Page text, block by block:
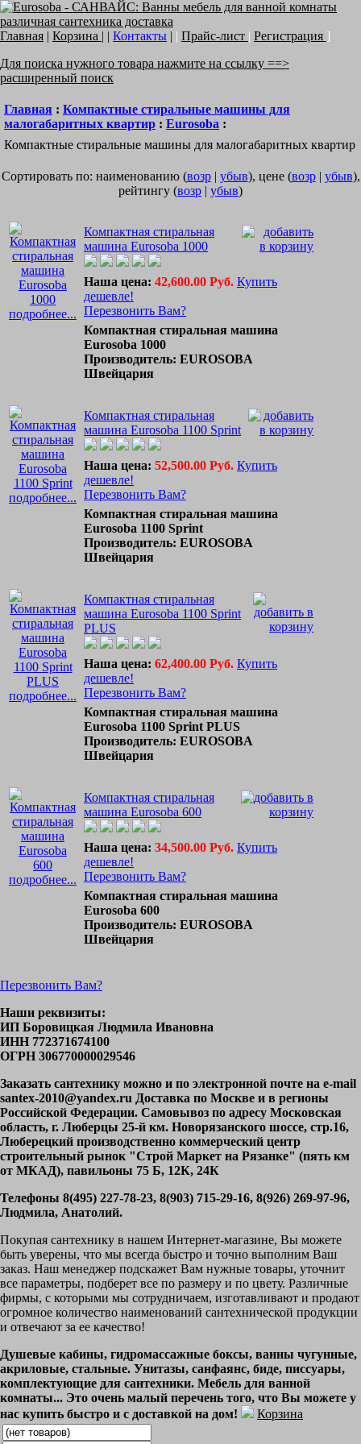
Главная | Корзина | | Контакты | | Прайс-лист | Регистрация ]
Для поиска нужного товара нажмите на ссылку ==>
расширенный поиск
Главная : Компактные стиральные машины для
малогабаритных квартир : Eurosoba :
Компактные стиральные машины для малогабаритных квартир
Сортировать по: наименованию (возр| убыв), цене (возр| убыв),
рейтингу (возр | убыв)
подробнее...
Компактная стиральная
машина Eurosoba 1000
Наша цена: 42,600.00 Руб. Купить
дешевле!
Перезвонить Вам?
Компактная стиральная машина
Eurosoba 1000
Производитель: EUROSOBA
Швейцария
подробнее...
Компактная стиральная
машина Eurosoba 1100 Sprint
Наша цена: 52,500.00 Руб. Купить
дешевле!
Перезвонить Вам?
Компактная стиральная машина
Eurosoba 1100 Sprint
Производитель: EUROSOBA
Швейцария
подробнее...
Компактная стиральная
машина Eurosoba 1100 Sprint
PLUS
Наша цена: 62,400.00 Руб. Купить
дешевле!
Перезвонить Вам?
Компактная стиральная машина
Eurosoba 1100 Sprint PLUS
Производитель: EUROSOBA
Швейцария
подробнее...
Компактная стиральная
машина Eurosoba 600
Наша цена: 34,500.00 Руб. Купить
дешевле!
Перезвонить Вам?
Компактная стиральная машина
Eurosoba 600
Производитель: EUROSOBA
Швейцария
Перезвонить Вам?
Наши реквизиты:
ИП Боровицкая Людмила Ивановна
ИНН 772371674100
ОГРН 306770000029546
Заказать сантехнику можно и по электронной почте на e-mail
santex-2010@yandex.ru Доставка по Москве и в регионы
Российской Федерации. Самовывоз по адресу Московская
область, г. Люберцы 25-й км. Новорязанского шоссе, стр.16,
Люберецкий производственно коммерческий центр
строительный рынок "Строй Маркет на Рязанке" (пять км
от МКАД), павильоны 75 Б, 12К, 24К
Телефоны 8(495) 227-78-23, 8(903) 715-29-16, 8(926) 269-97-96,
Людмила, Анатолий.
Покупая сантехнику в нашем Интернет-магазине, Вы можете
быть уверены, что мы всегда быстро и точно выполним Ваш
заказ. Наш менеджер подскажет Вам нужные товары, уточнит
все параметры, подберет все по размеру и по цвету. Различные
фирмы, с которыми мы сотрудничаем, изготавливают и продают
огромное количество наименований сантехнической продукции
и отвечают за ее качество!
Душевые кабины, гидромассажные боксы, ванны чугунные,
акриловые, стальные. Унитазы, санфаянс, биде, писсуары,
комплектующие для сантехники. Мебель для ванной
комнаты... Это очень малый перечень того, что Вы можете у
нас купить быстро и с доставкой на дом!
Корзина